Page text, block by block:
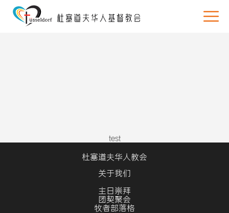
test
杜塞道夫华人教会
关于我们
主日崇拜
团契聚会
牧者部落格